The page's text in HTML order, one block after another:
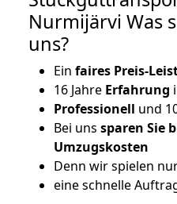
Nurmijärvi Was
uns?
Ein faires Preis-
16 Jahre Erfahrung
Professionell und
Bei uns sparen Sie
Umzugskosten
Denn wir spielen
eine schnelle